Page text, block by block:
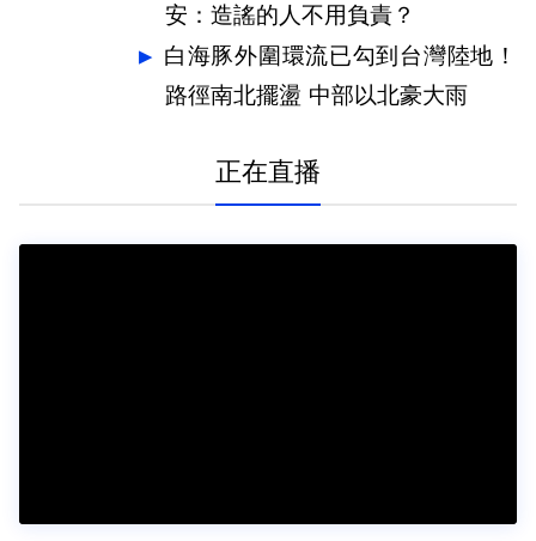
安：造謠的人不用負責？
白海豚外圍環流已勾到台灣陸地！
路徑南北擺盪 中部以北豪大雨
正在直播